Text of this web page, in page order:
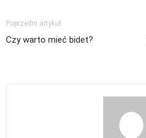
Poprzedni artykuł
Czy warto mieć bidet?